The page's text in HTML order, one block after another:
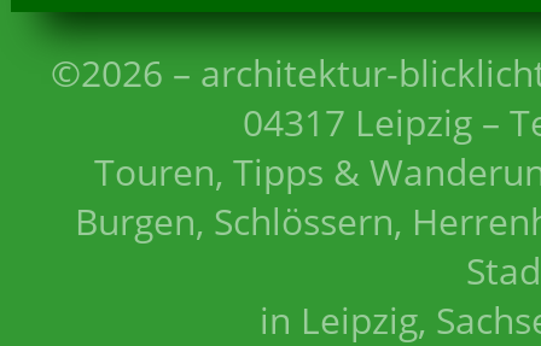
©2026 – architektur-
04317 Leipzig –
Touren, Tipps &
Burgen, Schlössern,
in Leipzig,